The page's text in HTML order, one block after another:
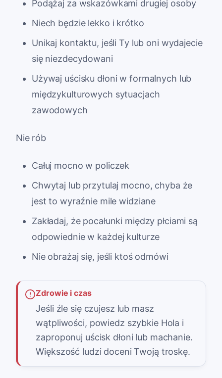
Podążaj za wskazówkami drugiej osoby
Niech będzie lekko i krótko
Unikaj kontaktu, jeśli Ty lub oni wydajecie
się niezdecydowani
Używaj uścisku dłoni w formalnych lub
międzykulturowych sytuacjach
zawodowych
Nie rób
Całuj mocno w policzek
Chwytaj lub przytulaj mocno, chyba że
jest to wyraźnie mile widziane
Zakładaj, że pocałunki między płciami są
odpowiednie w każdej kulturze
Nie obrażaj się, jeśli ktoś odmówi
Zdrowie i czas
Jeśli źle się czujesz lub masz
wątpliwości, powiedz szybkie Hola i
zaproponuj uścisk dłoni lub machanie.
Większość ludzi doceni Twoją troskę.